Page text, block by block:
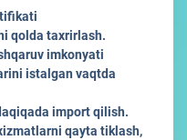
qolda taxrirlash.
imkonyati
istalgan vaqtda
import qilish.
qayta tiklash,